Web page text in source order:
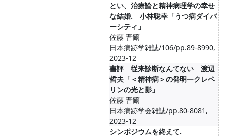
とい、治療論と精神病理学の幸せ
な結婚. 小林聡幸「うつ病ダイバ
ーシティ」
佐藤 晋爾
日本病跡学雑誌/106/pp.89-8990,
2023-12
書評 従来診断なんてない 渡辺
哲夫「＜精神病＞の発明―クレペ
リンの光と影」
佐藤 晋爾
日本病跡学会雑誌/pp.80-8081,
2023-12
シンポジウムを終えて.